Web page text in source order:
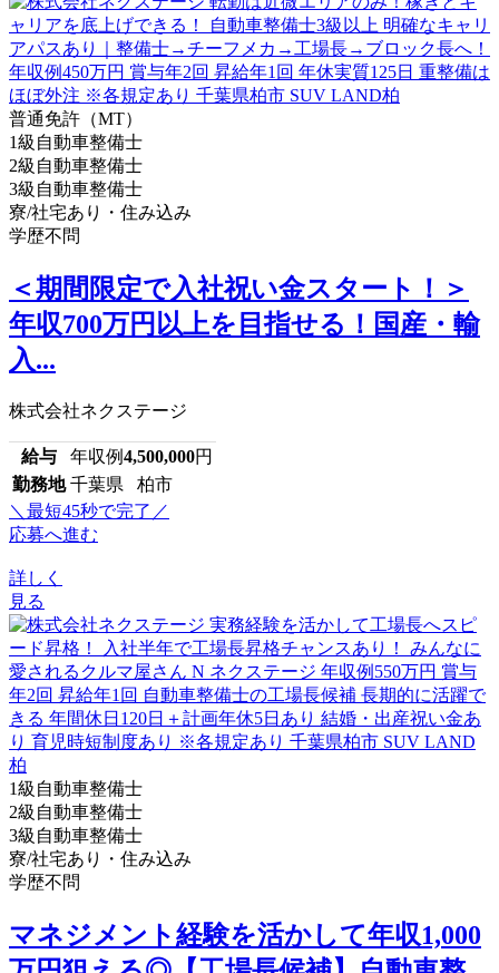
普通免許（MT）
1級自動車整備士
2級自動車整備士
3級自動車整備士
寮/社宅あり・住み込み
学歴不問
＜期間限定で入社祝い金スタート！＞
年収700万円以上を目指せる！国産・輸
入...
株式会社ネクステージ
給与 年収例4,500,000円
勤務地 千葉県 柏市
＼最短45秒で完了／
応募へ進む
詳しく
見る
1級自動車整備士
2級自動車整備士
3級自動車整備士
寮/社宅あり・住み込み
学歴不問
マネジメント経験を活かして年収1,000